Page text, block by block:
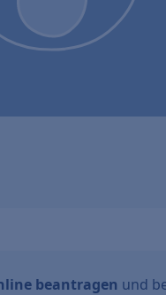
beantragen und